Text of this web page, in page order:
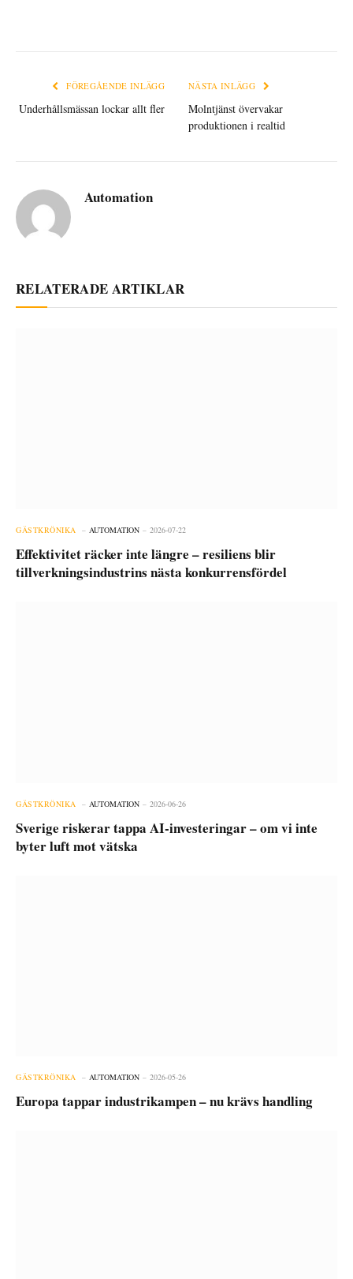
FÖREGÅENDE INLÄGG
Underhållsmässan lockar allt fler
NÄSTA INLÄGG
Molntjänst övervakar
produktionen i realtid
Automation
RELATERADE ARTIKLAR
GÄSTKRÖNIKA AUTOMATION 2026-07-22
Effektivitet räcker inte längre – resiliens blir
tillverkningsindustrins nästa konkurrensfördel
GÄSTKRÖNIKA AUTOMATION 2026-06-26
Sverige riskerar tappa AI-investeringar – om vi inte
byter luft mot vätska
GÄSTKRÖNIKA AUTOMATION 2026-05-26
Europa tappar industrikampen – nu krävs handling